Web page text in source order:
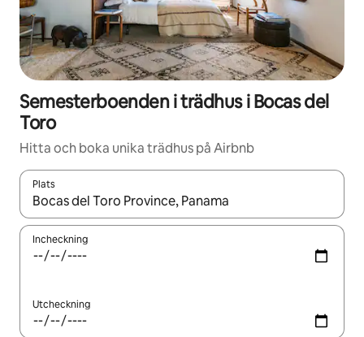
Semesterboenden i trädhus i Bocas del
Toro
Hitta och boka unika trädhus på Airbnb
Plats
När resultaten är tillgängliga kan du navigera med upp- och
Incheckning
Utcheckning